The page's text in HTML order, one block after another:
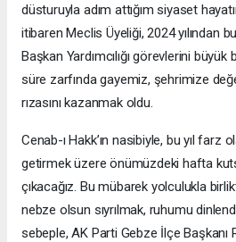
düsturuyla adım attığım siyaset
itibaren Meclis Üyeliği, 2024 yılından
Başkan Yardımcılığı görevlerini
süre zarfında gayemiz, şehrimize
rızasını kazanmak oldu.
​Cenab-ı Hakk’ın nasibiyle, bu yıl
getirmek üzere önümüzdeki hafta
çıkacağız. Bu mübarek yolculukla
nebze olsun sıyrılmak, ruhumu
sebeple, AK Parti Gebze İlçe Başkanı